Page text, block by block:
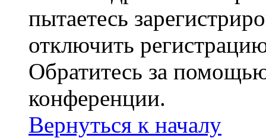
пытаетесь
отключить
Обратитесь за
конференции.
Вернуться к началу